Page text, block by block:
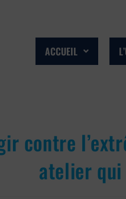
ACCUEIL
contre
atelier qui